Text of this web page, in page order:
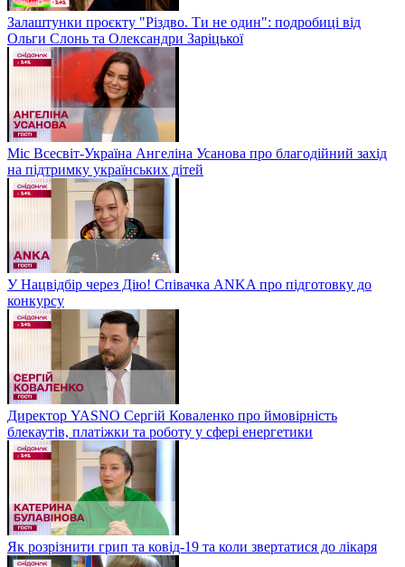
Залаштунки проєкту "Різдво. Ти не один": подробиці від
Ольги Слонь та Олександри Заріцької
Міс Всесвіт-Україна Ангеліна Усанова про благодійний захід
на підтримку українських дітей
У Нацвідбір через Дію! Співачка ANKA про підготовку до
конкурсу
Директор YASNO Сергій Коваленко про ймовірність
блекаутів, платіжки та роботу у сфері енергетики
Як розрізнити грип та ковід-19 та коли звертатися до лікаря